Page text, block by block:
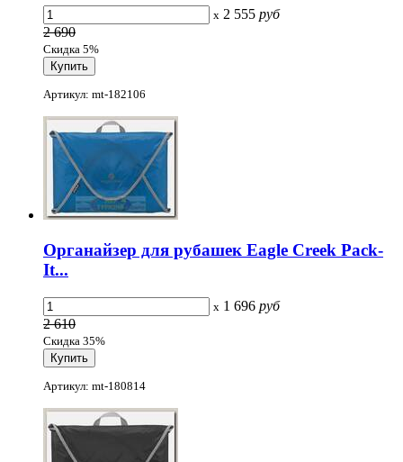
x 2 555 руб
2 690
Скидка 5%
Артикул: mt-182106
Органайзер для рубашек Eagle Creek Pack-
It...
x 1 696 руб
2 610
Скидка 35%
Артикул: mt-180814